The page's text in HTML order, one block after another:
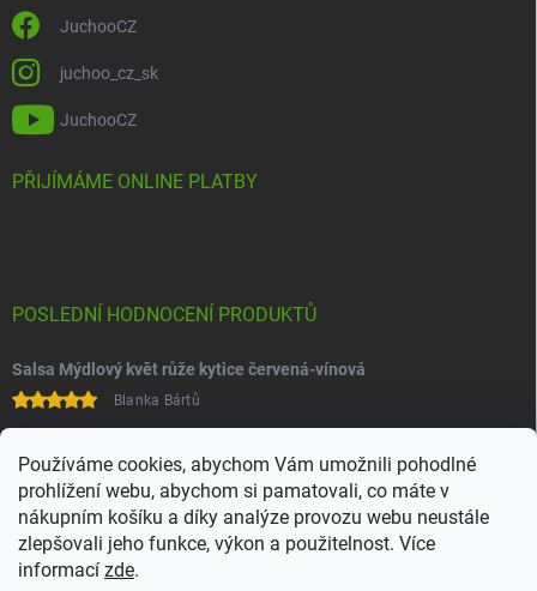
Používáme cookies, abychom Vám umožnili pohodlné
prohlížení webu, abychom si pamatovali, co máte v
nákupním košíku a díky analýze provozu webu neustále
zlepšovali jeho funkce, výkon a použitelnost. Více
informací zde.
JuchooCZ
juchoo_cz_sk
JuchooCZ
PŘIJÍMÁME ONLINE PLATBY
POSLEDNÍ HODNOCENÍ PRODUKTŮ
Salsa Mýdlový květ růže kytice červená-vínová
Blanka Bártů